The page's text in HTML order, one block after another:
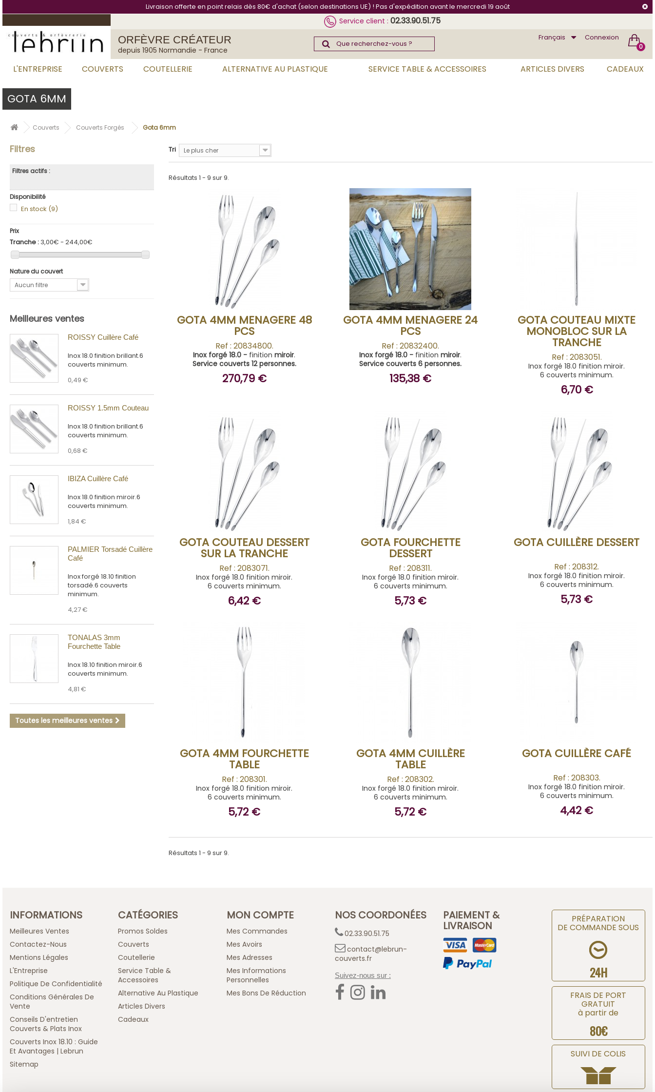
Livraison offerte en point relais dès 80€ d'achat (selon destinations UE) ! Pas d'expédition avant le mercredi 19 août
Service client :02.33.90.51.75
ORFÈVRE CRÉATEUR
depuis 1905 Normandie - France 0
Connexion
Français
L'ENTREPRISE COUVERTS COUTELLERIE ALTERNATIVE AU PLASTIQUE SERVICE TABLE & ACCESSOIRES ARTICLES DIVERS CADEAUX
GOTA 6MM
Couverts Couverts Forgés Gota 6mm
Filtres
Filtres actifs :
Disponibilité
En stock (9)
Prix
Tranche : 3,00€ - 244,00€
Nature du couvert
Aucun filtre
Meilleures ventes
ROISSY Cuillère Café
Inox 18.0 finition brillant.6
couverts minimum.
0,49 €
ROISSY 1.5mm Couteau
Inox 18.0 finition brillant.6
couverts minimum.
0,68 €
IBIZA Cuillère Café
Inox 18.0 finition miroir.6
couverts minimum.
1,84 €
PALMIER Torsadé Cuillère
Café
Inox forgé 18.10 finition
torsadé.6 couverts
minimum.
4,27 €
TONALAS 3mm
Fourchette Table
Inox 18.10 finition miroir.6
couverts minimum.
4,81 €
Toutes les meilleures ventes
Tri Le plus cher
Résultats 1 - 9 sur 9.
ACHETER
GOTA 4MM MENAGERE 48
PCS
Ref : 20834800.
Inox forgé 18.0 - finitionmiroir.
Service couverts 12 personnes.
270,79 €
ACHETER
GOTA 4MM MENAGERE 24
PCS
Ref : 20832400.
Inox forgé 18.0 - finitionmiroir.
Service couverts 6 personnes.
135,38 €
ACHETER
GOTA COUTEAU MIXTE
MONOBLOC SUR LA
TRANCHE
Ref : 2083051.
Inox forgé 18.0 finition miroir.
6 couverts minimum.
6,70 €
ACHETER
GOTA COUTEAU DESSERT
SUR LA TRANCHE
Ref : 2083071.
Inox forgé 18.0 finition miroir.
6 couverts minimum.
6,42 €
ACHETER
GOTA FOURCHETTE
DESSERT
Ref : 208311.
Inox forgé 18.0 finition miroir.
6 couverts minimum.
5,73 €
ACHETER
GOTA CUILLÈRE DESSERT
Ref : 208312.
Inox forgé 18.0 finition miroir.
6 couverts minimum.
5,73 €
ACHETER
GOTA 4MM FOURCHETTE
TABLE
Ref : 208301.
Inox forgé 18.0 finition miroir.
6 couverts minimum.
5,72 €
GOTA 4MM CUILLÈRE
TABLE
Ref : 208302.
Inox forgé 18.0 finition miroir.
6 couverts minimum.
5,72 €
ACHETER
GOTA CUILLÈRE CAFÉ
Ref : 208303.
Inox forgé 18.0 finition miroir.
6 couverts minimum.
4,42 €
Résultats 1 - 9 sur 9.
INFORMATIONS
Meilleures Ventes
Contactez-Nous
Mentions Légales
L'Entreprise
Politique De Confidentialité
Conditions Générales De
Vente
Conseils D'entretien
Couverts & Plats Inox
Couverts Inox 18.10 : Guide
Et Avantages | Lebrun
Sitemap
CATÉGORIES
Promos Soldes
Couverts
Coutellerie
Service Table &
Accessoires
Alternative Au Plastique
Articles Divers
Cadeaux
MON COMPTE
Mes Commandes
Mes Avoirs
Mes Adresses
Mes Informations
Personnelles
Mes Bons De Réduction
NOS COORDONÉES
02.33.90.51.75
contact@lebrun-
couverts.fr
Suivez-nous sur :
PAIEMENT &
LIVRAISON
PRÉPARATION
DE COMMANDE SOUS
24H
FRAIS DE PORT
GRATUIT
à partir de
80€
SUIVI DE COLIS